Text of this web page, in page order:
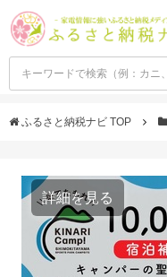
ふるさと納税ナビ TOP
詳細を見る